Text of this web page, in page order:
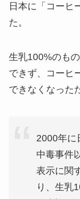
日本に「コーヒ
た。
生乳100%のも
できず、コーヒ
できなくなった
2000年に
中毒事件
表示に関
り、生乳